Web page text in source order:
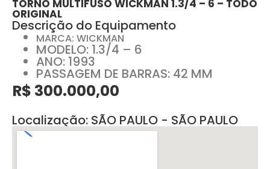
TORNO MULTIFUSO WICKMAN 1.3/4 – 6 – TODO
ORIGINAL
Descrição do Equipamento
MARCA: WICKMAN
MODELO: 1.3/4 – 6
ANO: 1993
PASSAGEM DE BARRAS: 42 MM
R$ 300.000,00
Localização: SÃO PAULO - SÃO PAULO